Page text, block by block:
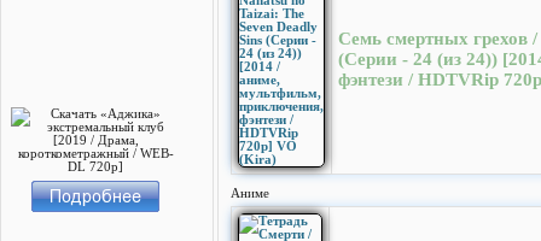
Семь смертных грехов /
(Серии - 24 (из 24))
фэнтези / HDTVRip
Аниме